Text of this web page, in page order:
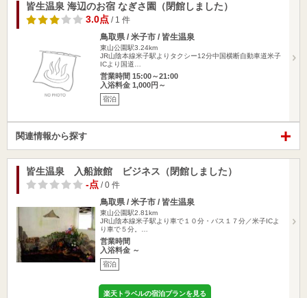
皆生温泉 海辺のお宿 なぎさ園（閉館しました）
3.0点 / 1 件
鳥取県 / 米子市 / 皆生温泉
東山公園駅3.24km
JR山陰本線米子駅よりタクシー12分中国横断自動車道米子
ICより国道…
営業時間 15:00～21:00
入浴料金 1,000円～
宿泊
関連情報から探す
皆生温泉 入船旅館 ビジネス（閉館しました）
-点 / 0 件
鳥取県 / 米子市 / 皆生温泉
東山公園駅2.81km
JR山陰本線米子駅より車で１０分・バス１７分／米子ICよ
り車で５分。…
営業時間
入浴料金 ～
宿泊
楽天トラベルの宿泊プランを見る